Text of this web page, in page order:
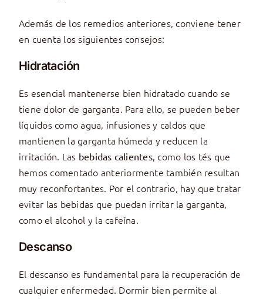
Además de los remedios anteriores, conviene tener
en cuenta los siguientes consejos:
Hidratación
Es esencial mantenerse bien hidratado cuando se
tiene dolor de garganta. Para ello, se pueden beber
líquidos como agua, infusiones y caldos que
mantienen la garganta húmeda y reducen la
irritación. Las bebidas calientes, como los tés que
hemos comentado anteriormente también resultan
muy reconfortantes. Por el contrario, hay que tratar
evitar las bebidas que puedan irritar la garganta,
como el alcohol y la cafeína.
Descanso
El descanso es fundamental para la recuperación de
cualquier enfermedad. Dormir bien permite al